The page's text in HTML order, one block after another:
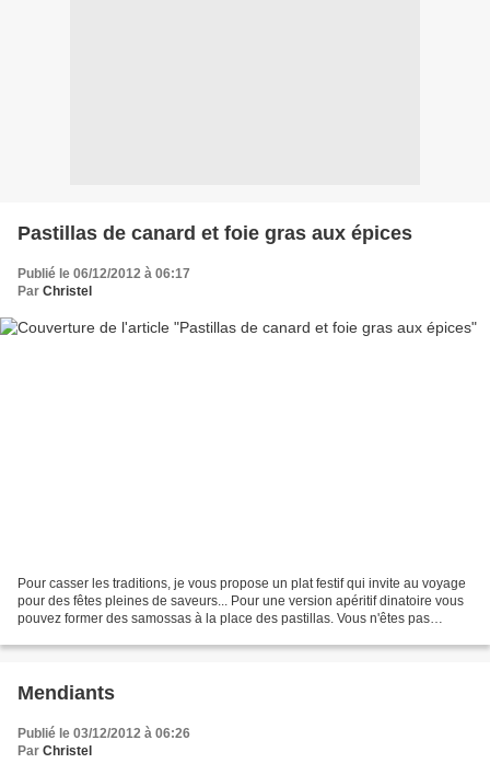
Pastillas de canard et foie gras aux épices
Publié le 06/12/2012 à 06:17
Par Christel
Pour casser les traditions, je vous propose un plat festif qui invite au voyage
pour des fêtes pleines de saveurs... Pour une version apéritif dinatoire vous
pouvez former des samossas à la place des pastillas. Vous n'êtes pas
Mendiants
Publié le 03/12/2012 à 06:26
Par Christel